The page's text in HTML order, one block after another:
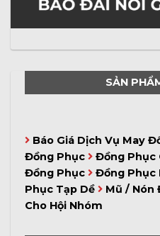
SẢN
Báo Giá Dịch Vụ May
Đồng Phục
Đồng Phục
Đồng Phục
Đồng Phục
Phục Tạp Dề
Mũ / Nón
Cho Hội Nhóm